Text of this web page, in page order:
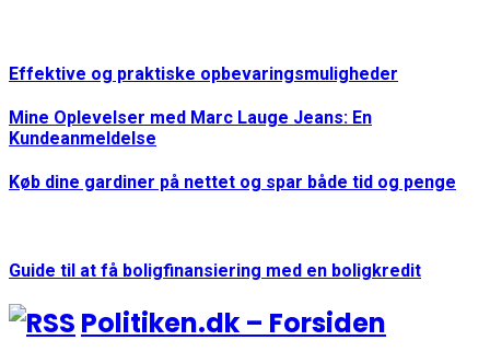
Effektive og praktiske opbevaringsmuligheder
Mine Oplevelser med Marc Lauge Jeans: En
Kundeanmeldelse
Køb dine gardiner på nettet og spar både tid og penge
Guide til at få boligfinansiering med en boligkredit
Politiken.dk – Forsiden